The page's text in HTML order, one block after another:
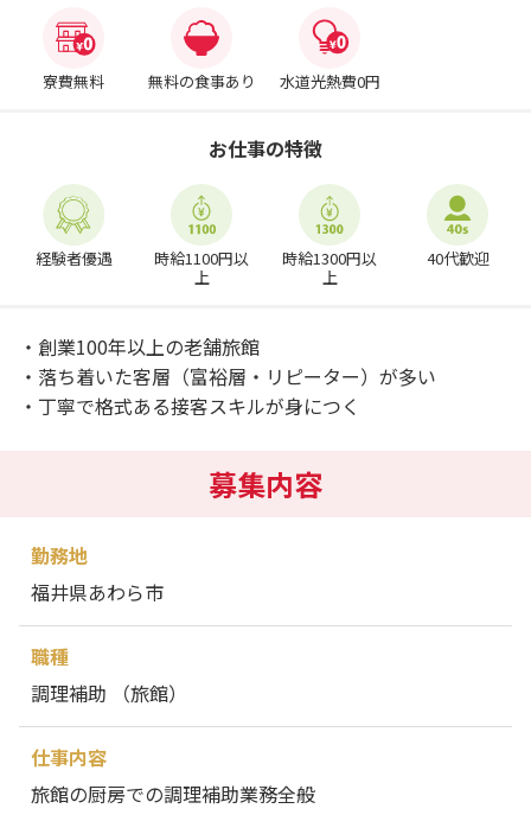
寮費無料 無料の食事あり 水道光熱費0円
お仕事の特徴
経験者優遇
時給1100円以
上
時給1300円以
上
40代歓迎
・創業100年以上の老舗旅館
・落ち着いた客層（富裕層・リピーター）が多い
・丁寧で格式ある接客スキルが身につく
募集内容
勤務地
福井県あわら市
職種
調理補助 （旅館）
仕事内容
旅館の厨房での調理補助業務全般